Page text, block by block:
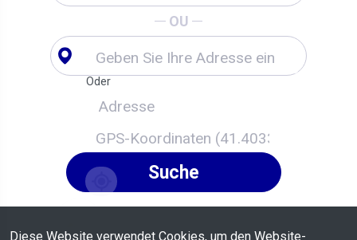
OU
Oder
Suche
Diese Website verwendet Cookies, um den Website-